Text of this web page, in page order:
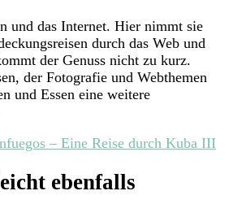
und das Internet. Hier nimmt sie
durch das Web und
der Genuss nicht zu kurz.
der Fotografie und Webthemen
und Essen eine weitere
– Eine Reise durch Kuba III
ebenfalls